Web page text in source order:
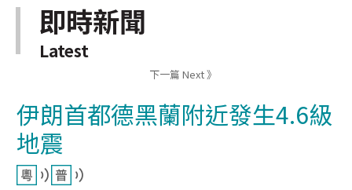
即時新聞
Latest
下一篇 Next 》
伊朗首都德黑蘭附近發生4.6級
地震